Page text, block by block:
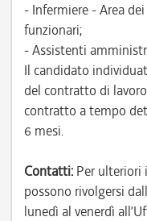
- Infermiere - Area
funzionari;
- Assistenti
Il candidato
del contratto di
contratto a tempo
6 mesi.
Contatti: Per ulteriori
possono rivolgersi
lunedì al venerdì